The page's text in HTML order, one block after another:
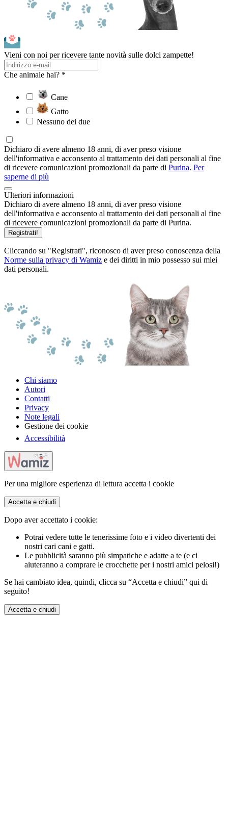
Vieni con noi per ricevere tante novità sulle dolci zampette!
Che animale hai? *
Cane
Gatto
Nessuno dei due
Dichiaro di avere almeno 18 anni, di aver preso visione
dell'informativa e acconsento al trattamento dei dati personali al fine
di ricevere comunicazioni promozionali da parte di Purina. Per
saperne di più
Ulteriori informazioni
Dichiaro di avere almeno 18 anni, di aver preso visione
dell'informativa e acconsento al trattamento dei dati personali al fine
di ricevere comunicazioni promozionali da parte di Purina.
Registrati!
Cliccando su "Registrati", riconosco di aver preso conoscenza della
Norme sulla privacy di Wamiz e dei diritti in mio possesso sui miei
dati personali.
Chi siamo
Autori
Contatti
Privacy
Note legali
Gestione dei cookie
Accessibilità
Per una migliore esperienza di lettura accetta i cookie
Accetta e chiudi
Dopo aver accettato i cookie:
Potrai vedere tutte le tenerissime foto e i video divertenti dei
nostri cari cani e gatti.
Le pubblicità saranno più simpatiche e adatte a te (e ci
aiuteranno a comprare le crocchette per i nostri amici pelosi!)
Se hai cambiato idea, quindi, clicca su “Accetta e chiudi” qui di
seguito!
Accetta e chiudi